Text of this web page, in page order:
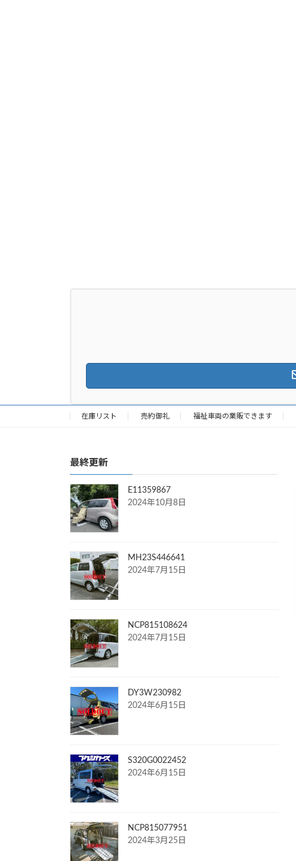
在庫リスト 売約御礼 福祉車両の業販できます
最終更新
E11359867
2024年10月8日
MH23S446641
2024年7月15日
NCP815108624
2024年7月15日
DY3W230982
2024年6月15日
S320G0022452
2024年6月15日
NCP815077951
2024年3月25日